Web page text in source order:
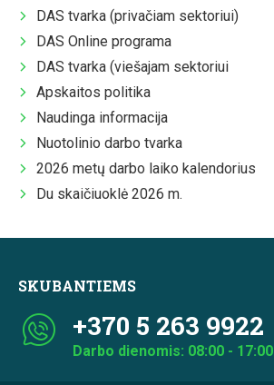
DAS tvarka (privačiam sektoriui)
DAS Online programa
DAS tvarka (viešajam sektoriui
Apskaitos politika
Naudinga informacija
Nuotolinio darbo tvarka
2026 metų darbo laiko kalendorius
Du skaičiuoklė 2026 m.
SKUBANTIEMS
+370 5 263 9922
Darbo dienomis: 08:00 - 17:00